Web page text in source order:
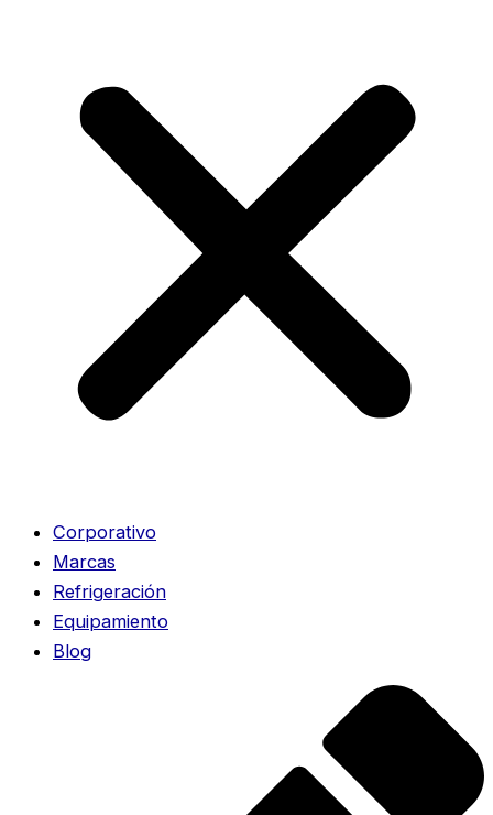
Corporativo
Marcas
Refrigeración
Equipamiento
Blog